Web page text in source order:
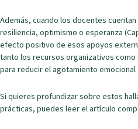
Además, cuando los docentes
resiliencia, optimismo o esperanza
efecto positivo de esos apoyos
tanto los recursos organizativos
para reducir el agotamiento emocional
Si quieres profundizar sobre estos
prácticas, puedes leer el artículo